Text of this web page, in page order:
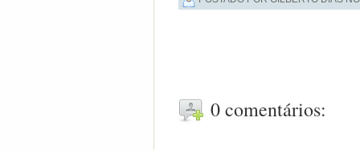
0 comentários: